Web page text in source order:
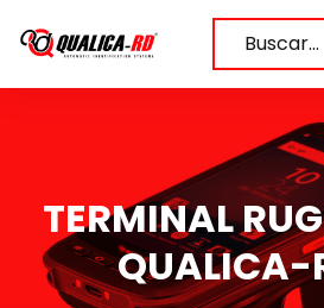
Buscar…
TERMINAL
QUALICA-